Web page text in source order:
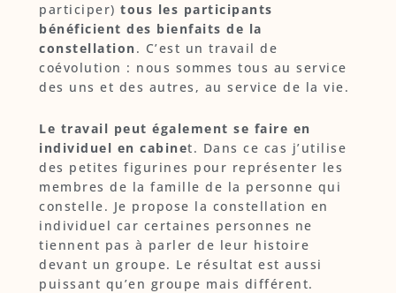
participer)tous les participants
bénéficient des bienfaits de la
constellation. C’est un travail de
coévolution : nous sommes tous au service
des uns et des autres, au service de la vie.
Le travail peut également se faire en
individuel en cabinet. Dans ce cas j’utilise
des petites figurines pour représenter les
membres de la famille de la personne qui
constelle. Je propose la constellation en
individuel car certaines personnes ne
tiennent pas à parler de leur histoire
devant un groupe. Le résultat est aussi
puissant qu’en groupe mais différent.